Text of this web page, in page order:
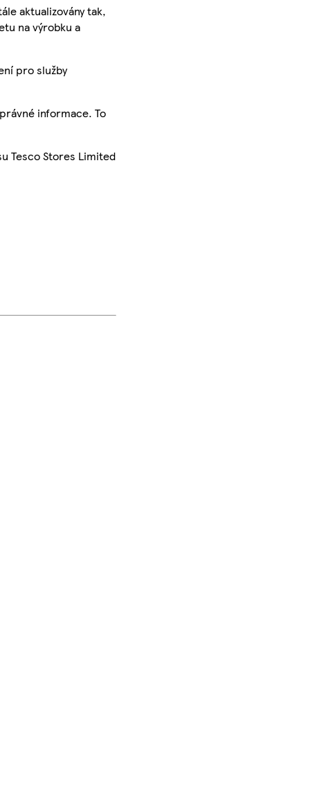
aktualizovány tak,
na výrobku a
pro služby
informace. To
Tesco Stores Limited